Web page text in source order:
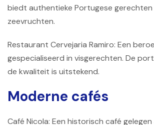
biedt authentieke Portugese gerechten
zeevruchten.
Restaurant Cervejaria Ramiro: Een
gespecialiseerd in visgerechten. De
de kwaliteit is uitstekend.
Moderne cafés
Café Nicola: Een historisch café